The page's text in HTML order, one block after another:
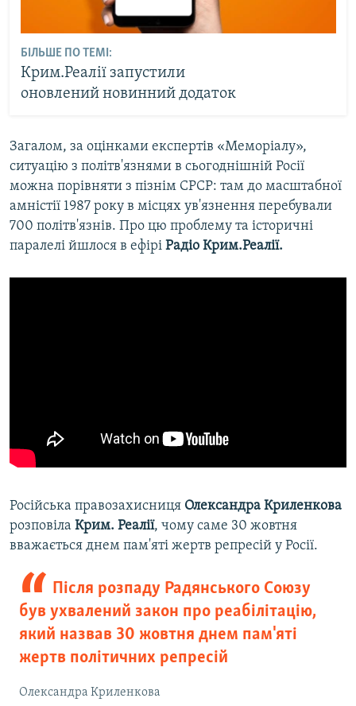
БІЛЬШЕ ПО ТЕМІ:
Крим.Реалії запустили
оновлений новинний додаток
Загалом, за оцінками експертів «Меморіалу»,
ситуацію з політв'язнями в сьогоднішній Росії
можна порівняти з пізнім СРСР: там до масштабної
амністії 1987 року в місцях ув'язнення перебували
700 політв'язнів. Про цю проблему та історичні
паралелі йшлося в ефірі Радіо Крим.Реалії.
Російська правозахисниця Олександра Криленкова
розповіла Крим. Реалії, чому саме 30 жовтня
вважається днем пам'яті жертв репресій у Росії.
Після розпаду Радянського Союзу
був ухвалений закон про реабілітацію,
який назвав 30 жовтня днем пам'яті
жертв політичних репресій
Олександра Криленкова